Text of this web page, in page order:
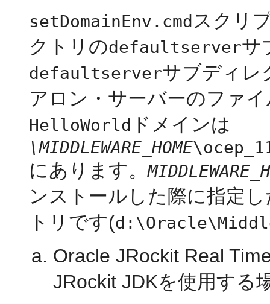
setDomainEnv.cmd スクリ
クトリのdefaultserverサ
defaultserverサブディレ
アロン・サーバーのファ
HelloWorld ドメインは
\MIDDLEWARE_HOME
にあります。
ンストールした際に指定
トリです(
Oracle JRockit Real
JRockit JDKを使用する